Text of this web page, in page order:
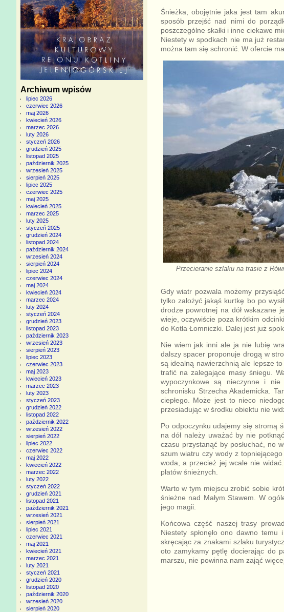
Śnieżka, obojętnie jaka jest tam
sposób przejść nad nimi do
poszczególne skałki i inne ciekawe
Niestety w spodkach nie ma już
można tam się schronić. W ofercie
Przecieranie szlaku na trasie z
Gdy wiatr pozwala możemy
tylko założyć jakąś kurtkę bo po
drodze powrotnej na dół wskazane
wieje, oczywiście poza krótkim
do Kotła Łomniczki. Dalej jest już
Nie wiem jak inni ale ja nie lubię
dalszy spacer proponuje drogą w
są idealną nawierzchnią ale lepsze
trafić na zalegające masy śniegu.
wypoczynkowe są nieczynne i
schronisku Strzecha Akademicka.
ciepłego. Może jest to nieco
przesiadując w środku obiektu nie
Po odpoczynku udajemy się stromą
na dół należy uważać by nie
czasu przystanąć by posłuchać, no
szum wiatru czy wody z topniejącego
woda, a przecież jej wcale nie
płatów śnieżnych.
Warto w tym miejscu zrobić sobie
śnieżne nad Małym Stawem. W
jego magii.
Końcowa część naszej trasy
Niestety spłonęło ono dawno
skręcając za znakami szlaku
oto zamykamy pętlę docierając do
marszu, nie powinna nam zająć
Archiwum wpisów
lipiec 2026
czerwiec 2026
maj 2026
kwiecień 2026
marzec 2026
luty 2026
styczeń 2026
grudzień 2025
listopad 2025
październik 2025
wrzesień 2025
sierpień 2025
lipiec 2025
czerwiec 2025
maj 2025
kwiecień 2025
marzec 2025
luty 2025
styczeń 2025
grudzień 2024
listopad 2024
październik 2024
wrzesień 2024
sierpień 2024
lipiec 2024
czerwiec 2024
maj 2024
kwiecień 2024
marzec 2024
luty 2024
styczeń 2024
grudzień 2023
listopad 2023
październik 2023
wrzesień 2023
sierpień 2023
lipiec 2023
czerwiec 2023
maj 2023
kwiecień 2023
marzec 2023
luty 2023
styczeń 2023
grudzień 2022
listopad 2022
październik 2022
wrzesień 2022
sierpień 2022
lipiec 2022
czerwiec 2022
maj 2022
kwiecień 2022
marzec 2022
luty 2022
styczeń 2022
grudzień 2021
listopad 2021
październik 2021
wrzesień 2021
sierpień 2021
lipiec 2021
czerwiec 2021
maj 2021
kwiecień 2021
marzec 2021
luty 2021
styczeń 2021
grudzień 2020
listopad 2020
październik 2020
wrzesień 2020
sierpień 2020